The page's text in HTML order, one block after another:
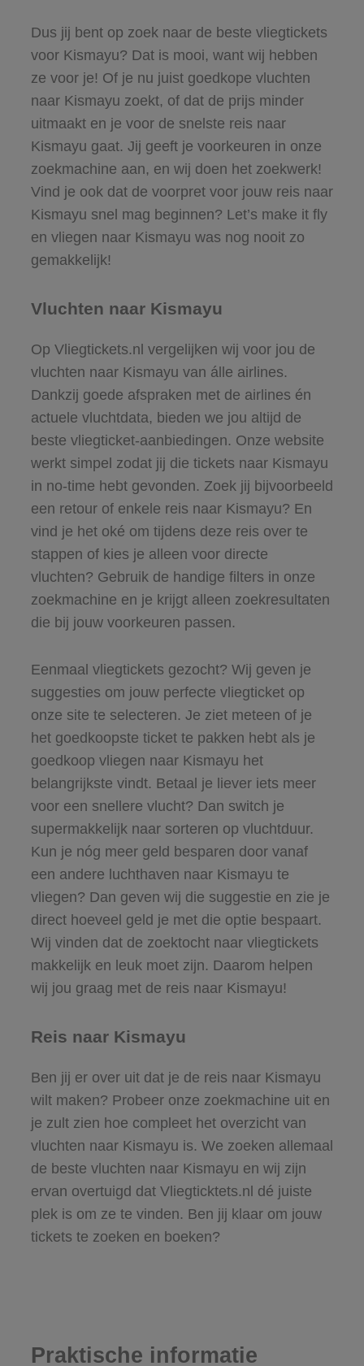
Dus jij bent op zoek naar de beste vliegtickets
voor Kismayu? Dat is mooi, want wij hebben
ze voor je! Of je nu juist goedkope vluchten
naar Kismayu zoekt, of dat de prijs minder
uitmaakt en je voor de snelste reis naar
Kismayu gaat. Jij geeft je voorkeuren in onze
zoekmachine aan, en wij doen het zoekwerk!
Vind je ook dat de voorpret voor jouw reis naar
Kismayu snel mag beginnen? Let’s make it fly
en vliegen naar Kismayu was nog nooit zo
gemakkelijk!
Vluchten naar Kismayu
Op Vliegtickets.nl vergelijken wij voor jou de
vluchten naar Kismayu van álle airlines.
Dankzij goede afspraken met de airlines én
actuele vluchtdata, bieden we jou altijd de
beste vliegticket-aanbiedingen. Onze website
werkt simpel zodat jij die tickets naar Kismayu
in no-time hebt gevonden. Zoek jij bijvoorbeeld
een retour of enkele reis naar Kismayu? En
vind je het oké om tijdens deze reis over te
stappen of kies je alleen voor directe
vluchten? Gebruik de handige filters in onze
zoekmachine en je krijgt alleen zoekresultaten
die bij jouw voorkeuren passen.
Eenmaal vliegtickets gezocht? Wij geven je
suggesties om jouw perfecte vliegticket op
onze site te selecteren. Je ziet meteen of je
het goedkoopste ticket te pakken hebt als je
goedkoop vliegen naar Kismayu het
belangrijkste vindt. Betaal je liever iets meer
voor een snellere vlucht? Dan switch je
supermakkelijk naar sorteren op vluchtduur.
Kun je nóg meer geld besparen door vanaf
een andere luchthaven naar Kismayu te
vliegen? Dan geven wij die suggestie en zie je
direct hoeveel geld je met die optie bespaart.
Wij vinden dat de zoektocht naar vliegtickets
makkelijk en leuk moet zijn. Daarom helpen
wij jou graag met de reis naar Kismayu!
Reis naar Kismayu
Ben jij er over uit dat je de reis naar Kismayu
wilt maken? Probeer onze zoekmachine uit en
je zult zien hoe compleet het overzicht van
vluchten naar Kismayu is. We zoeken allemaal
de beste vluchten naar Kismayu en wij zijn
ervan overtuigd dat Vliegticktets.nl dé juiste
plek is om ze te vinden. Ben jij klaar om jouw
tickets te zoeken en boeken?
Praktische informatie